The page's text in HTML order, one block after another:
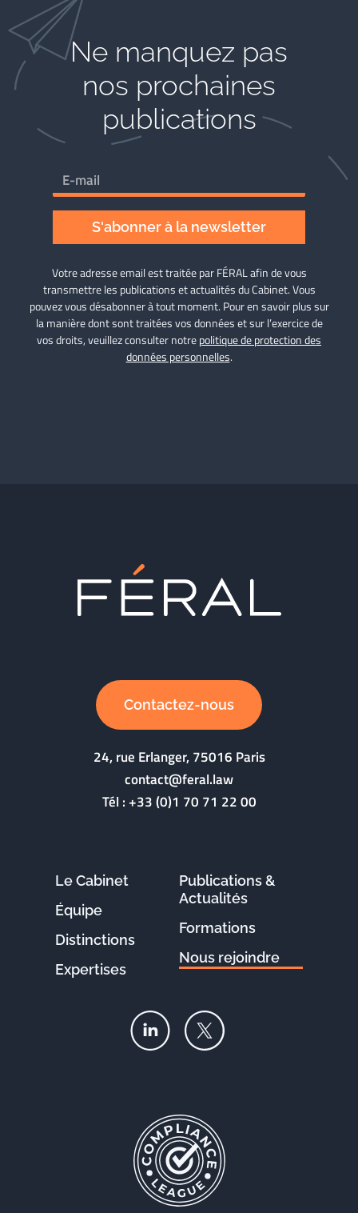
Ne manquez pas
nos prochaines
publications
S'abonner à la newsletter
Votre adresse email est traitée par FÉRAL afin de vous
transmettre les publications et actualités du Cabinet. Vous
pouvez vous désabonner à tout moment. Pour en savoir plus sur
la manière dont sont traitées vos données et sur l’exercice de
vos droits, veuillez consulter notrepolitique de protection des
données personnelles.
Contactez-nous
24, rue Erlanger, 75016 Paris
contact@feral.law
Tél :+33 (0)1 70 71 22 00
Le Cabinet
Équipe
Distinctions
Expertises
Publications &
Actualités
Formations
Nous rejoindre